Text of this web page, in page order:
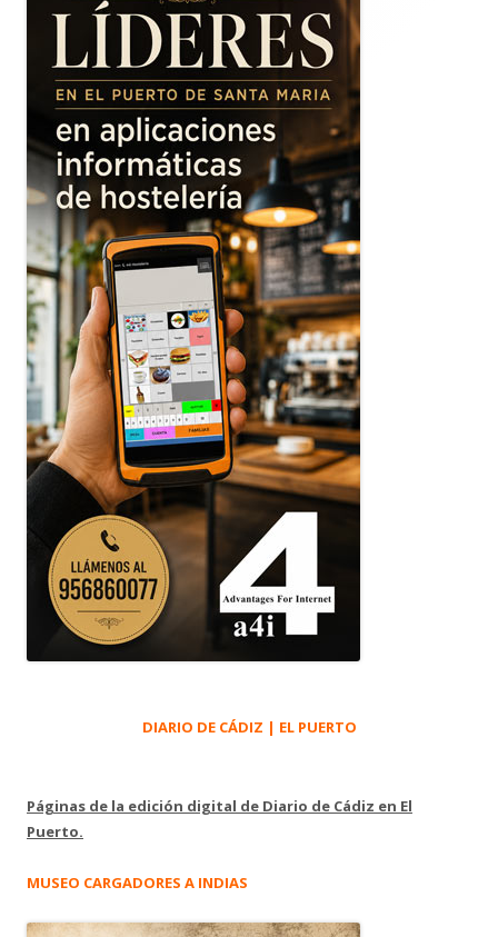
principal
DIARIO DE CÁDIZ | EL PUERTO
Páginas de la edición digital de Diario de Cádiz en El
Puerto.
MUSEO CARGADORES A INDIAS